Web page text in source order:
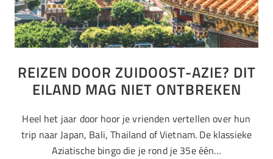
REIZEN DOOR ZUIDOOST-AZIE? DIT
EILAND MAG NIET ONTBREKEN
Heel het jaar door hoor je vrienden vertellen over hun
trip naar Japan, Bali, Thailand of Vietnam. De klassieke
Aziatische bingo die je rond je 35e één…